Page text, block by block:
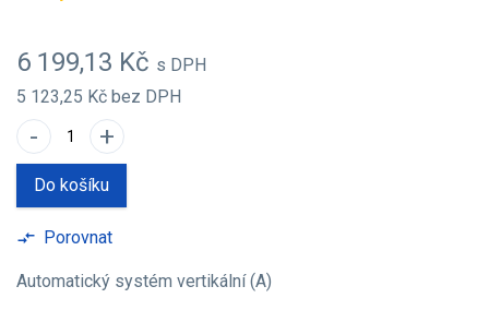
6 199,13 Kč s DPH
5 123,25 Kč bez DPH
- +
Do košíku
compare_arrows Porovnat
Automatický systém vertikální (A)